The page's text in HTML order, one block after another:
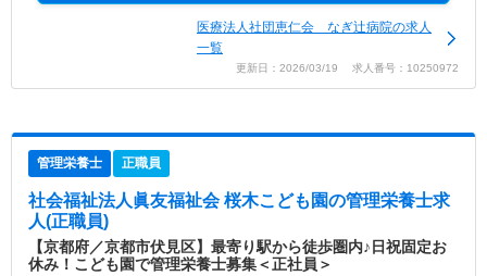
医療法人社団恵仁会 なぎ辻病院の求人
一覧
更新日：2026/03/19 求人番号：10250972
管理栄養士 正職員
社会福祉法人眞友福祉会 桜木こども園の管理栄養士求
人(正職員)
【京都府／京都市伏見区】最寄り駅から徒歩圏内♪日祝固定お
休み！こども園で管理栄養士募集＜正社員＞